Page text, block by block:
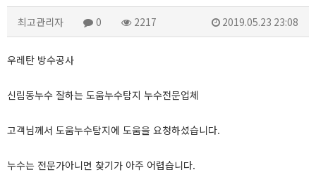
최고관리자 0 2217 2019.05.23 23:08
우레탄 방수공사
신림동누수 잘하는 도움누수탐지 누수전문업체
고객님께서 도움누수탐지에 도움을 요청하셨습니다.
누수는 전문가아니면 찾기가 아주 어렵습니다.